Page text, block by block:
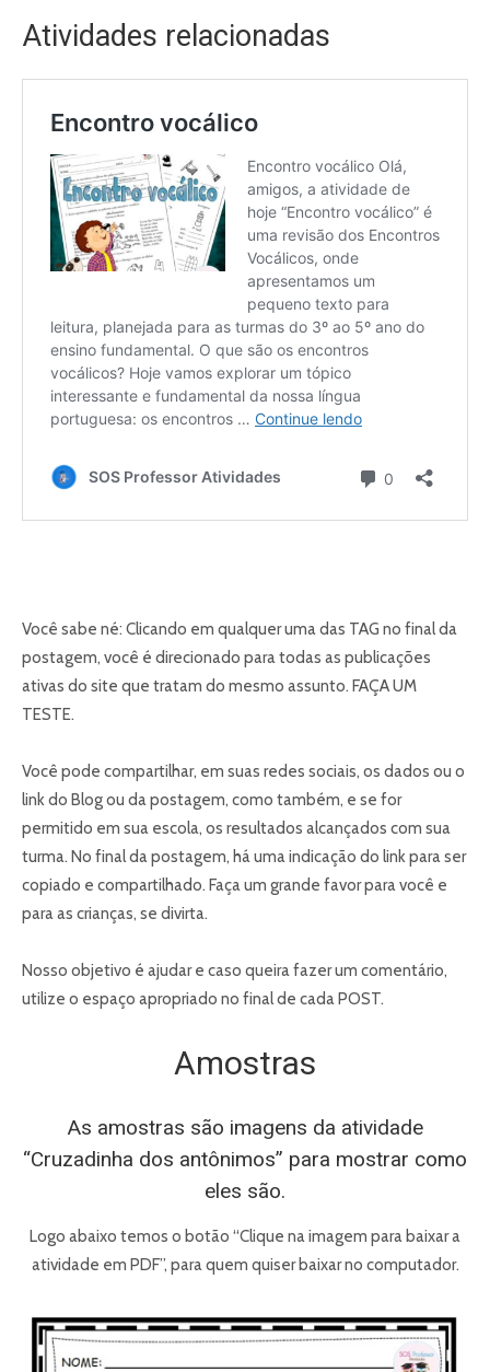
Atividades relacionadas
Você sabe né: Clicando em qualquer uma das TAG no final da
postagem, você é direcionado para todas as publicações
ativas do site que tratam do mesmo assunto. FAÇA UM
TESTE.
Você pode compartilhar, em suas redes sociais, os dados ou o
link do Blog ou da postagem, como também, e se for
permitido em sua escola, os resultados alcançados com sua
turma. No final da postagem, há uma indicação do link para ser
copiado e compartilhado. Faça um grande favor para você e
para as crianças, se divirta.
Nosso objetivo é ajudar e caso queira fazer um comentário,
utilize o espaço apropriado no final de cada POST.
Amostras
As amostras são imagens da atividade
“Cruzadinha dos antônimos” para mostrar como
eles são.
Logo abaixo temos o botão “Clique na imagem para baixar a
atividade em PDF”, para quem quiser baixar no computador.